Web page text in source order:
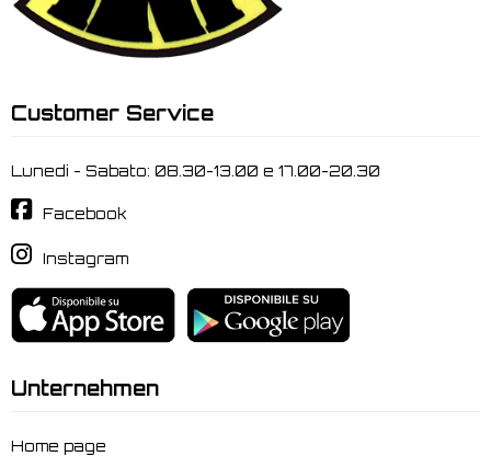
Customer Service
Lunedi - Sabato: 08.30-13.00 e 17.00-20.30
Facebook
Instagram
Unternehmen
Home page